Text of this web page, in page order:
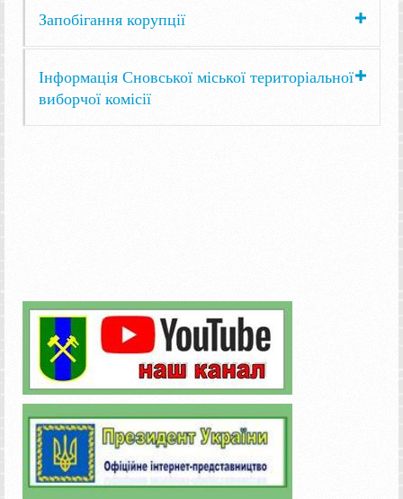
Запобігання корупції
Інформація Сновської міської територіальної
виборчої комісії